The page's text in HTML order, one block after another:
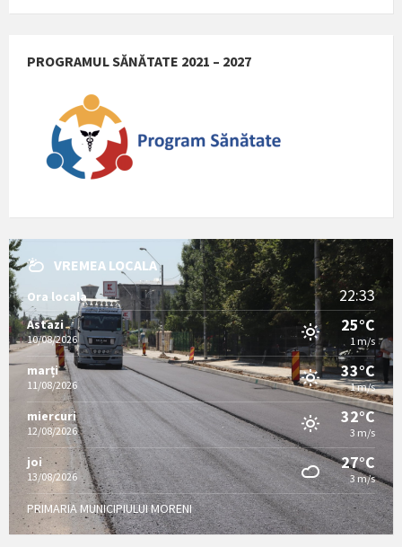
PROGRAMUL SĂNĂTATE 2021 – 2027
VREMEA LOCALA
Ora locala 22:33
Astazi
10/08/2026
25°C
1 m/s
marți
11/08/2026
33°C
1 m/s
miercuri
12/08/2026
32°C
3 m/s
joi
13/08/2026
27°C
3 m/s
PRIMARIA MUNICIPIULUI MORENI